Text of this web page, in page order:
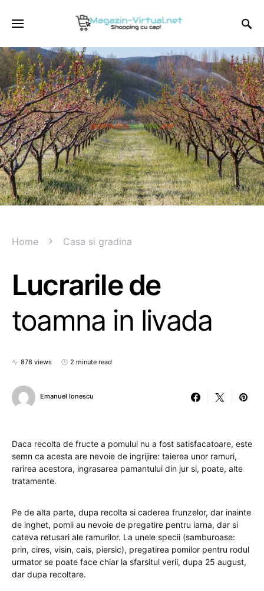
Home Casa si gradina
Lucrarile de
toamna in livada
878 views 2 minute read
Emanuel Ionescu
Daca recolta de fructe a pomului nu a fost satisfacatoare, este
semn ca acesta are nevoie de ingrijire: taierea unor ramuri,
rarirea acestora, ingrasarea pamantului din jur si, poate, alte
tratamente.
Pe de alta parte, dupa recolta si caderea frunzelor, dar inainte
de inghet, pomii au nevoie de pregatire pentru iarna, dar si
cateva retusari ale ramurilor. La unele specii (samburoase:
prin, cires, visin, cais, piersic), pregatirea pomilor pentru rodul
urmator se poate face chiar la sfarsitul verii, dupa 25 august,
dar dupa recoltare.